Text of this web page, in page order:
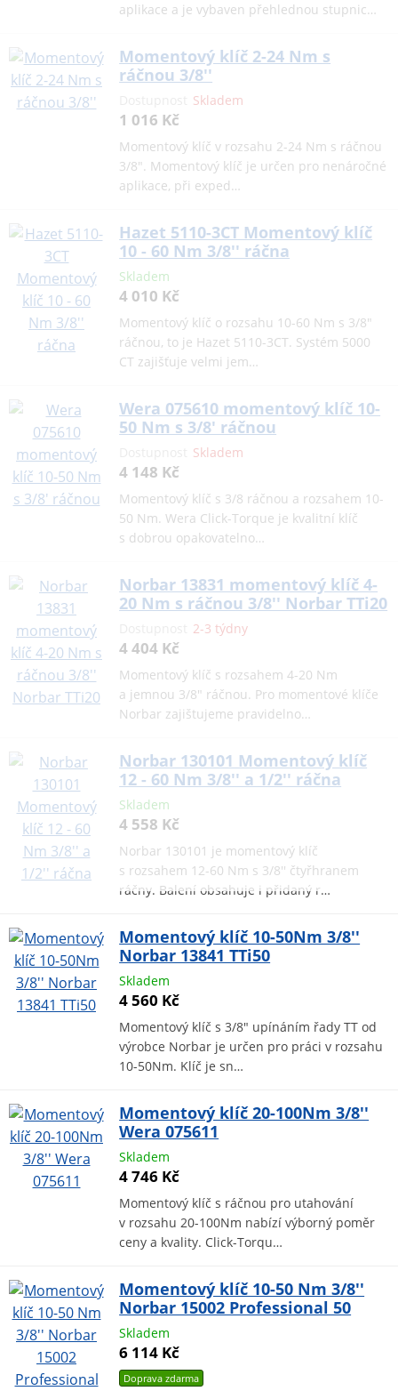
aplikace a je vybaven přehlednou stupnic…
Momentový klíč 2-24 Nm s
ráčnou 3/8''
Skladem
1 016 Kč
Momentový klíč v rozsahu 2-24 Nm s ráčnou
3/8". Momentový klíč je určen pro nenáročné
aplikace, při exped…
Hazet 5110-3CT Momentový klíč
10 - 60 Nm 3/8'' ráčna
Skladem
4 010 Kč
Momentový klíč o rozsahu 10-60 Nm s 3/8"
ráčnou, to je Hazet 5110-3CT. Systém 5000
CT zajišťuje velmi jem…
Wera 075610 momentový klíč 10-
50 Nm s 3/8' ráčnou
Skladem
4 148 Kč
Momentový klíč s 3/8 ráčnou a rozsahem 10-
50 Nm. Wera Click-Torque je kvalitní klíč
s dobrou opakovatelno…
Norbar 13831 momentový klíč 4-
20 Nm s ráčnou 3/8'' Norbar TTi20
2-3 týdny
4 404 Kč
Momentový klíč s rozsahem 4-20 Nm
a jemnou 3/8" ráčnou. Pro momentové klíče
Norbar zajištujeme pravidelno…
Norbar 130101 Momentový klíč
12 - 60 Nm 3/8'' a 1/2'' ráčna
Skladem
4 558 Kč
Norbar 130101 je momentový klíč
s rozsahem 12-60 Nm s 3/8'' čtyřhranem
ráčny. Balení obsahuje i přidaný r…
Momentový klíč 10-50Nm 3/8''
Norbar 13841 TTi50
Skladem
4 560 Kč
Momentový klíč s 3/8" upínáním řady TT od
výrobce Norbar je určen pro práci v rozsahu
10-50Nm. Klíč je sn…
Momentový klíč 20-100Nm 3/8''
Wera 075611
Skladem
4 746 Kč
Momentový klíč s ráčnou pro utahování
v rozsahu 20-100Nm nabízí výborný poměr
ceny a kvality. Click-Torqu…
Momentový klíč 10-50 Nm 3/8''
Norbar 15002 Professional 50
Skladem
6 114 Kč
Doprava zdarma